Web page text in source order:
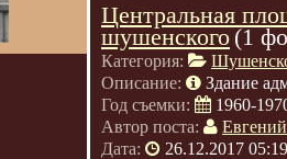
Центральная
шушенского(1
Категория:
Описание:
Здание
Год съемки:
1960-
Автор поста:
Дата:
26.12.2017 05:19